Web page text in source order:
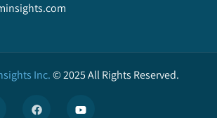
Inc.©2025All Rights Reserved.